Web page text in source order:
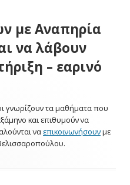
με Αναπηρία
να λάβουν
– εαρινό
γνωρίζουν τα μαθήματα που
και επιθυμούν να
να επικοινωνήσουνμε